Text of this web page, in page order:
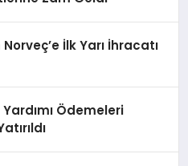
İlk Yarı İhracatı
Yardımı Ödemeleri